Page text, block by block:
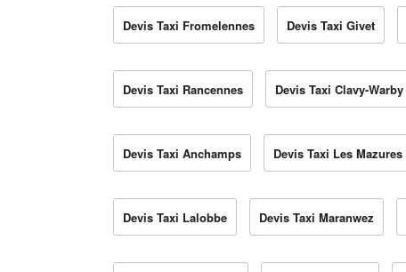
Devis Taxi Fromelennes Devis Taxi Givet
Devis Taxi Rancennes Devis Taxi Clavy-Warby
Devis Taxi Anchamps Devis Taxi Les Mazures
Devis Taxi Lalobbe Devis Taxi Maranwez